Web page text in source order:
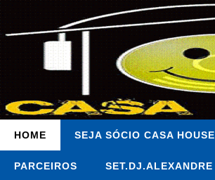
HOME SEJA SÓCIO CASA HOUSE
PARCEIROS SET.DJ.ALEXANDRE